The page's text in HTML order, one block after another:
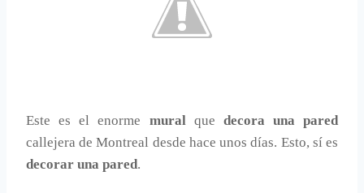
Este es el enorme mural que decora una pared
callejera de Montreal desde hace unos días. Esto, sí es
decorar una pared.